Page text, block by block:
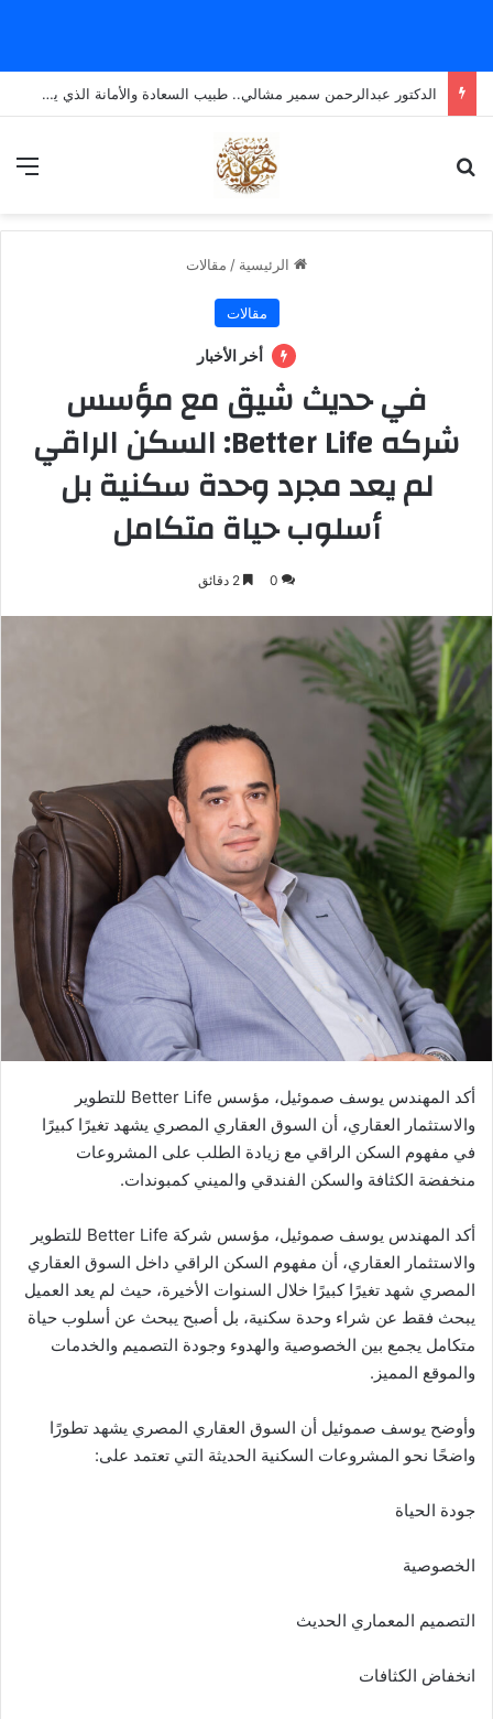
الدكتور عبدالرحمن سمير مشالي.. طبيب السعادة والأمانة الذي يضع الإنسانية قبل كل شيء
الرئيسية / مقالات
مقالات
أخر الأخبار
في حديث شيق مع مؤسس
شركه Better Life: السكن الراقي
لم يعد مجرد وحدة سكنية بل
أسلوب حياة متكامل
0
أكد المهندس يوسف صموئيل، مؤسس Better Life للتطوير
والاستثمار العقاري، أن السوق العقاري المصري يشهد تغيرًا كبيرًا
في مفهوم السكن الراقي مع زيادة الطلب على المشروعات
منخفضة الكثافة والسكن الفندقي والميني كمبوندات.
أكد المهندس يوسف صموئيل، مؤسس شركة Better Life للتطوير
والاستثمار العقاري، أن مفهوم السكن الراقي داخل السوق العقاري
المصري شهد تغيرًا كبيرًا خلال السنوات الأخيرة، حيث لم يعد العميل
يبحث فقط عن شراء وحدة سكنية، بل أصبح يبحث عن أسلوب حياة
متكامل يجمع بين الخصوصية والهدوء وجودة التصميم والخدمات
والموقع المميز.
وأوضح يوسف صموئيل أن السوق العقاري المصري يشهد تطورًا
واضحًا نحو المشروعات السكنية الحديثة التي تعتمد على:
جودة الحياة
الخصوصية
التصميم المعماري الحديث
انخفاض الكثافات